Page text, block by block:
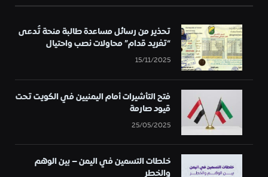
تحذير من رسائل مساعدة طالبة منحة تُدعى
“تغريد قدام” محاولات نصب واحتيال
15/11/2025
فتح التأشيرات أمام اليمنيين في الكويت تحت
قيود صارمة
25/05/2025
خلطات التسمين في اليمن – بين الوهم
والخطر